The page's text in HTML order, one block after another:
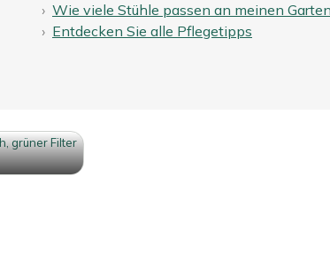
Wie viele Stühle passen an meinen
Entdecken Sie alle Pflegetipps